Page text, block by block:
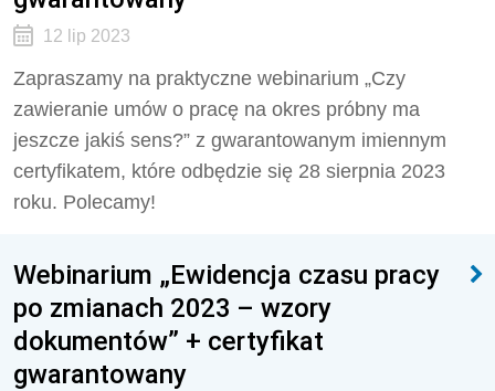
12 lip 2023
Zapraszamy na praktyczne webinarium „Czy
zawieranie umów o pracę na okres próbny ma
jeszcze jakiś sens?” z gwarantowanym imiennym
certyfikatem, które odbędzie się 28 sierpnia 2023
roku. Polecamy!
Webinarium „Ewidencja czasu pracy
po zmianach 2023 – wzory
dokumentów” + certyfikat
gwarantowany